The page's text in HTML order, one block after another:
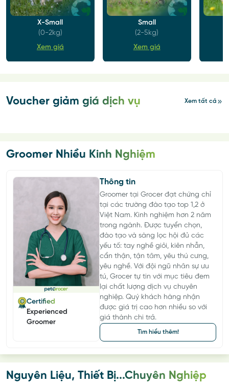
X-Small
(0-2kg)
Xem giá
Small
(2-5kg)
Xem giá
Voucher giảm giá dịch vụ Xem tất cả
Groomer Nhiều Kinh Nghiệm
Certified
Experienced
Groomer
Thông tin
Groomer tại Grocer đạt chứng chỉ
tại các trường đào tạo top 1,2 ở
Việt Nam. Kinh nghiệm hơn 2 năm
trong ngành. Được tuyển chọn,
đào tạo và sàng lọc hội đủ các
yếu tố: tay nghề giỏi, kiên nhẫn,
cẩn thận, tận tâm, yêu thú cưng,
yêu nghề. Với đội ngũ nhân sự ưu
tú, Grocer tự tin với mục tiêu đem
lại chất lượng dịch vụ chuyên
nghiệp. Quý khách hàng nhận
được giá trị cao hơn nhiều so với
giá thành chi trả.
Tìm hiểu thêm!
Nguyên Liệu, Thiết Bị...Chuyên Nghiệp